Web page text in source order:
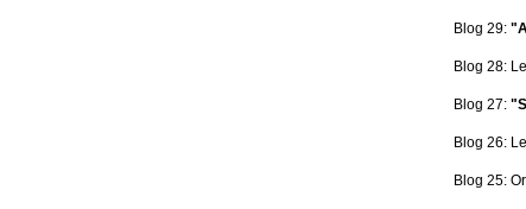
Blog 29:
Blog 28:
Blog 27:
Blog 26:
Blog 25: